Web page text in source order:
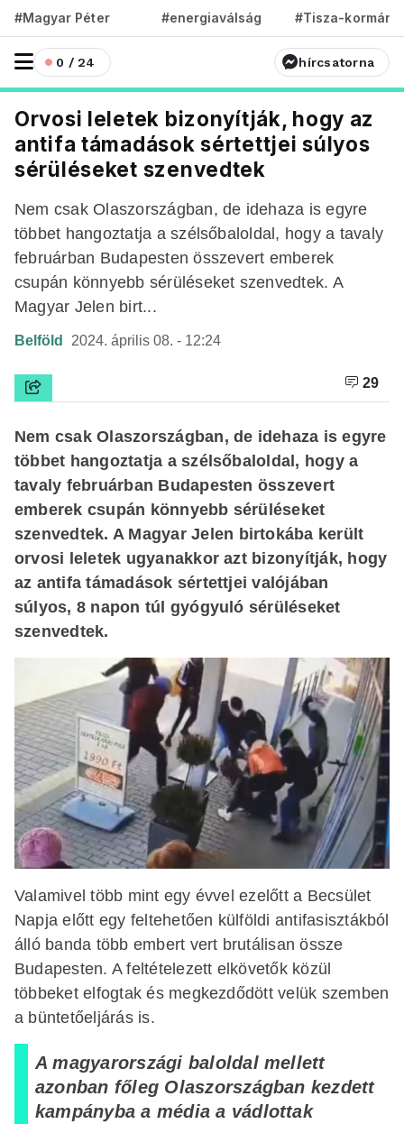
#Magyar Péter #energiaválság #Tisza-kormány
0 / 24 hírcsatorna
Orvosi leletek bizonyítják, hogy az
antifa támadások sértettjei súlyos
sérüléseket szenvedtek
Nem csak Olaszországban, de idehaza is egyre
többet hangoztatja a szélsőbaloldal, hogy a tavaly
februárban Budapesten összevert emberek
csupán könnyebb sérüléseket szenvedtek. A
Magyar Jelen birt...
Belföld 2024. április 08. - 12:24
29
Nem csak Olaszországban, de idehaza is egyre
többet hangoztatja a szélsőbaloldal, hogy a
tavaly februárban Budapesten összevert
emberek csupán könnyebb sérüléseket
szenvedtek. A Magyar Jelen birtokába került
orvosi leletek ugyanakkor azt bizonyítják, hogy
az antifa támadások sértettjei valójában
súlyos, 8 napon túl gyógyuló sérüléseket
szenvedtek.
Valamivel több mint egy évvel ezelőtt a Becsület
Napja előtt egy feltehetően külföldi antifasisztákból
álló banda több embert vert brutálisan össze
Budapesten. A feltételezett elkövetők közül
többeket elfogtak és megkezdődött velük szemben
a büntetőeljárás is.
A magyarországi baloldal mellett
azonban főleg Olaszországban kezdett
kampányba a média a vádlottak